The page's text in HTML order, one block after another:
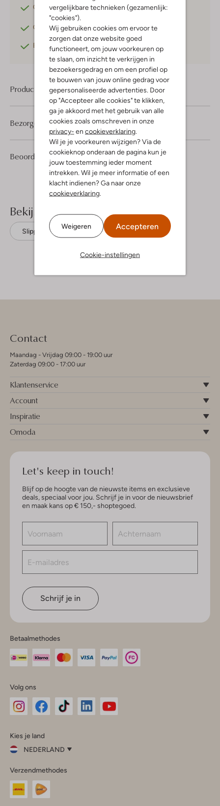
vergelijkbare technieken (gezamenlijk:
"cookies").
Wij gebruiken cookies om ervoor te
zorgen dat onze website goed
functioneert, om jouw voorkeuren op
te slaan, om inzicht te verkrijgen in
bezoekersgedrag en om een profiel op
te bouwen van jouw online gedrag voor
gepersonaliseerde advertenties. Door
op "Accepteer alle cookies" te klikken,
ga je akkoord met het gebruik van alle
cookies zoals omschreven in onze
privacy- en cookieverklaring.
Wil je je voorkeuren wijzigen? Via de
cookieknop onderaan de pagina kun je
jouw toestemming ieder moment
intrekken. Wil je meer informatie of een
klacht indienen? Ga naar onze
cookieverklaring.
Weigeren Accepteren
Cookie-instellingen
Gratis verzendingvanaf €75,-
Gratis retournerenbinnen 30 dagen*
Betaal achteraf met Klarna
Product informatie
Beoordelingen (1) 4 /5
1
4
Sterren
Bezorgen & retourneren
Bekijk meer
Slippers See By Chloé Leer
Contact
Maandag - Vrijdag 09:00 - 19:00 uur
Zaterdag 09:00 - 17:00 uur
Klantenservice
Account
Inspiratie
Omoda
Let's keep in touch!
Blijf op de hoogte van de nieuwste items en exclusieve
deals, speciaal voor jou. Schrijf je in voor de nieuwsbrief
en maak kans op € 150,- shoptegoed.
Schrijf je in
Betaalmethodes
Volg ons
InstagramFacebook
Kies je land
NEDERLAND
je
land
Nederland
Verzendmethodes